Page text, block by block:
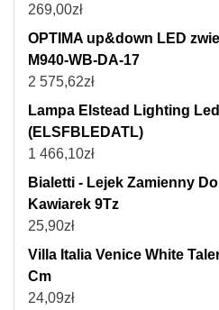
269,00zł
OPTIMA up&down LED
M940-WB-DA-17
2 575,62zł
Lampa Elstead Lighting
(ELSFBLEDATL)
1 466,10zł
Bialetti - Lejek Zamienny
Kawiarek 9Tz
25,90zł
Villa Italia Venice White
Cm
24,09zł